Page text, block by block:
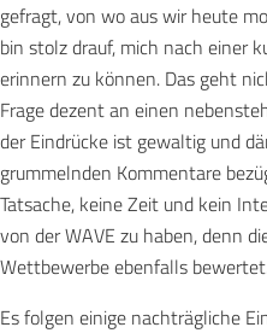
gefragt, von wo aus wir heute
bin stolz drauf, mich nach einer
erinnern zu können. Das geht
Frage dezent an einen
der Eindrücke ist gewaltig und
grummelnden Kommentare
Tatsache, keine Zeit und kein
von der WAVE zu haben, denn
Wettbewerbe ebenfalls
Es folgen einige nachträgliche